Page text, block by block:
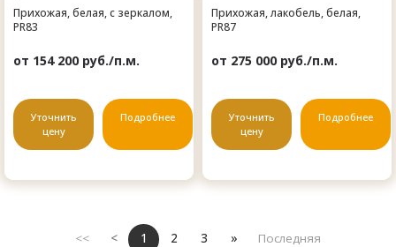
Прихожая, белая, с зеркалом,
PR83
от 154 200 руб./п.м.
Уточнить
цену
Подробнее
Прихожая, лакобель, белая,
PR87
от 275 000 руб./п.м.
Уточнить
цену
Подробнее
<< < 1 2 3 » Последняя